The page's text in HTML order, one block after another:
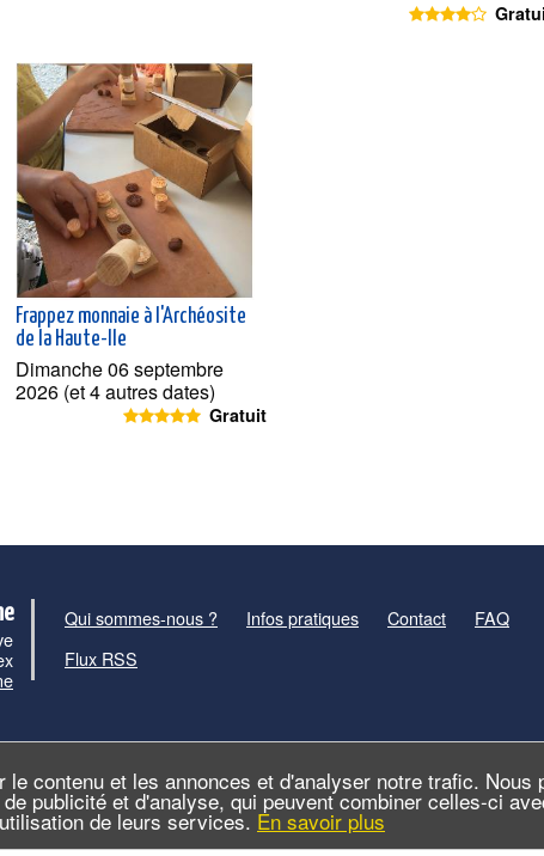
contenu et les annonces et d'analyser notre trafic.
publicité et d'analyse, qui peuvent combiner celles-ci
de leurs services. En savoir plus
Frappez monnaie à l'Archéosite
de la Haute-Ile
Dimanche 06 septembre
2026 (et 4 autres dates)
Gratuit
Qui sommes-nous ? Infos pratiques Contact
FAQ
Flux RSS